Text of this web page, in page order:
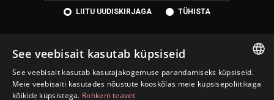
LIITU UUDISKIRJAGA TÜHISTA
ESTONIAN
See veebisait kasutab küpsiseid
See veebisait kasutab kasutajakogemuse parandamiseks küpsiseid.
Meie veebisaiti kasutades nõustute kooskõlas meie küpsisepoliitikaga
kõikide küpsistega. Rohkem teavet